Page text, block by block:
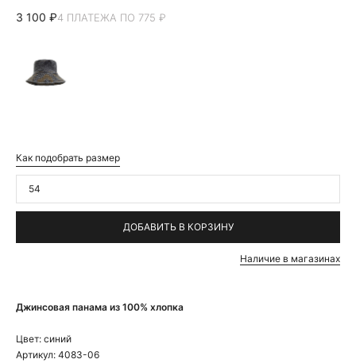
Джинсовая панама из 100% хлопка
Цвет: синий
Артикул: 4083-06
3 100 ₽4 ПЛАТЕЖА ПО 775 ₽
Как подобрать размер
54
ДОБАВИТЬ В КОРЗИНУ
Наличие в магазинах